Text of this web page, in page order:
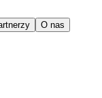
O nas